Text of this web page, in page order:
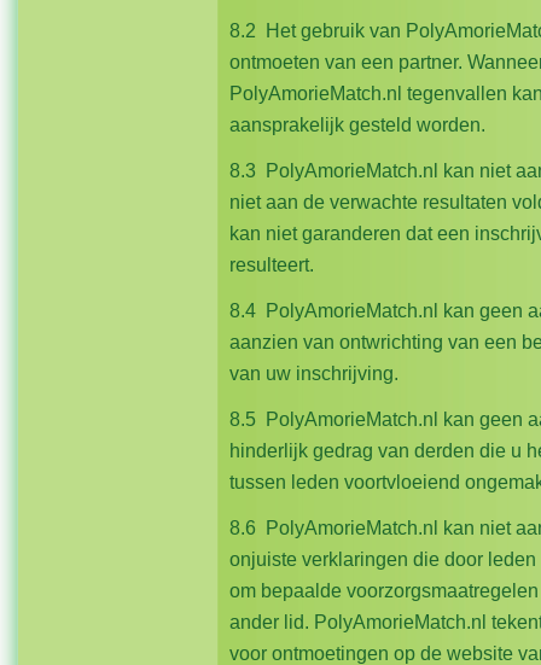
8.2 Het gebruik van
ontmoeten van een partner.
PolyAmorieMatch.nl tegenvallen
aansprakelijk gesteld worden.
8.3 PolyAmorieMatch.nl kan niet
niet aan de verwachte resultaten
kan niet garanderen dat een
resulteert.
8.4 PolyAmorieMatch.nl kan geen
aanzien van ontwrichting van een
van uw inschrijving.
8.5 PolyAmorieMatch.nl kan geen
hinderlijk gedrag van derden die u
tussen leden voortvloeiend
8.6 PolyAmorieMatch.nl kan niet
onjuiste verklaringen die door
om bepaalde
ander lid. PolyAmorieMatch.nl
voor ontmoetingen op de website